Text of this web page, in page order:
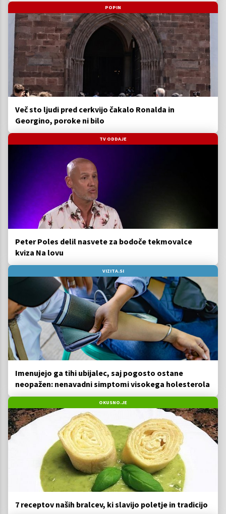
POPIN
Več sto ljudi pred cerkvijo čakalo Ronalda in
Georgino, poroke ni bilo
TV ODDAJE
Peter Poles delil nasvete za bodoče tekmovalce
kviza Na lovu
VIZITA.SI
Imenujejo ga tihi ubijalec, saj pogosto ostane
neopažen: nenavadni simptomi visokega holesterola
OKUSNO.JE
7 receptov naših bralcev, ki slavijo poletje in tradicijo